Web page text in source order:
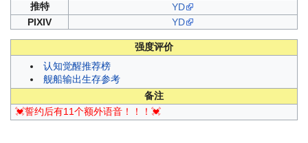
推特
YD
PIXIV
YD
强度评价
认知觉醒推荐榜
舰船输出生存参考
备注
💓誓约后有11个额外语音！！！💓